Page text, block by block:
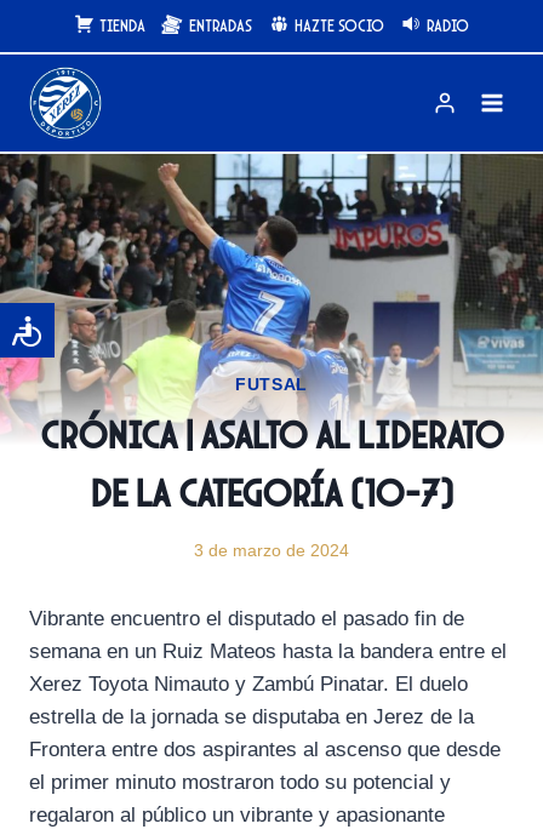
al
contenido
Tienda Entradas Hazte Socio Radio
FUTSAL
CRÓNICA | Asalto al liderato
de la categoría (10-7)
3 de marzo de 2024
Vibrante encuentro el disputado el pasado fin de
semana en un Ruiz Mateos hasta la bandera entre el
Xerez Toyota Nimauto y Zambú Pinatar. El duelo
estrella de la jornada se disputaba en Jerez de la
Frontera entre dos aspirantes al ascenso que desde
el primer minuto mostraron todo su potencial y
regalaron al público un vibrante y apasionante